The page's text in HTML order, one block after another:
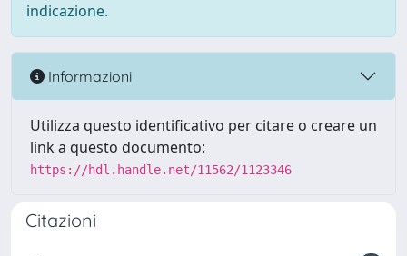
indicazione.
Informazioni
Utilizza questo identificativo per citare o creare un
link a questo documento:
https://hdl.handle.net/11562/1123346
Citazioni